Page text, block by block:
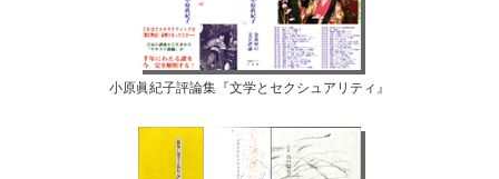
小原眞紀子評論集『文学とセクシュアリティ』